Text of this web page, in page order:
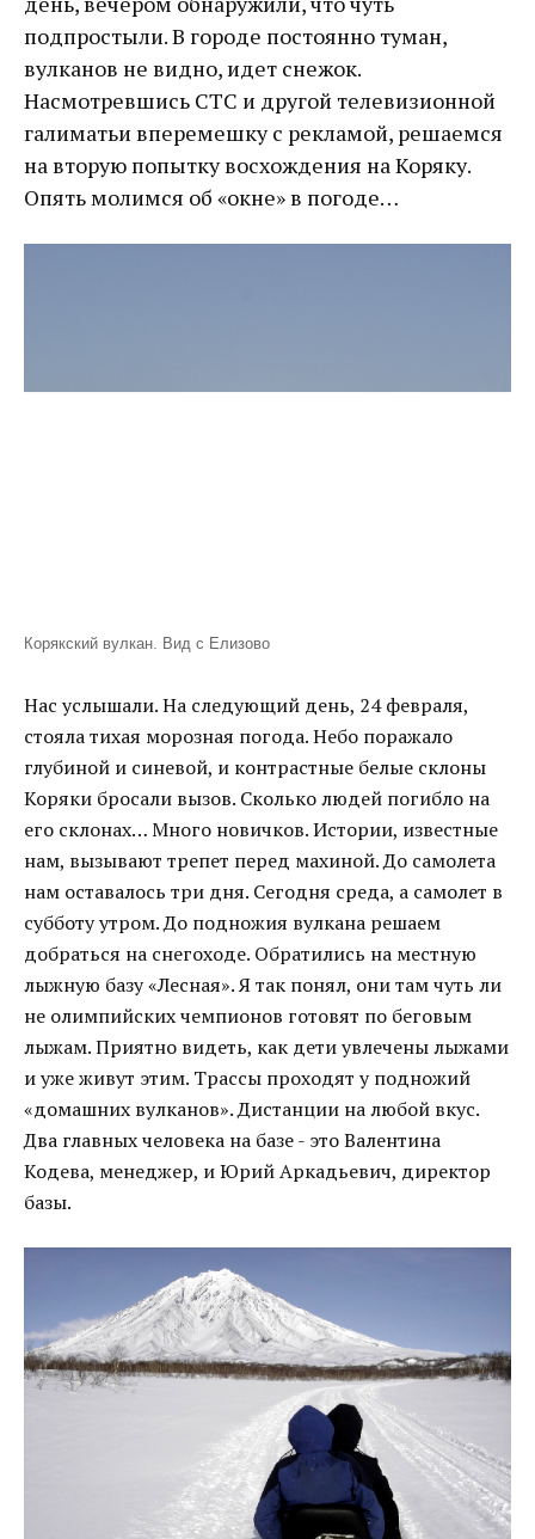
подпростыли. В городе постоянно туман,
вулканов не видно, идет снежок.
Насмотревшись СТС и другой телевизионной
галиматьи вперемешку с рекламой, решаемся
на вторую попытку восхождения на Коряку.
Опять молимся об «окне» в погоде…
Корякский вулкан. Вид с Елизово
Нас услышали. На следующий день, 24 февраля,
стояла тихая морозная погода. Небо поражало
глубиной и синевой, и контрастные белые склоны
Коряки бросали вызов. Сколько людей погибло на
его склонах… Много новичков. Истории, известные
нам, вызывают трепет перед махиной. До самолета
нам оставалось три дня. Сегодня среда, а самолет в
субботу утром. До подножия вулкана решаем
добраться на снегоходе. Обратились на местную
лыжную базу «Лесная». Я так понял, они там чуть ли
не олимпийских чемпионов готовят по беговым
лыжам. Приятно видеть, как дети увлечены лыжами
и уже живут этим. Трассы проходят у подножий
«домашних вулканов». Дистанции на любой вкус.
Два главных человека на базе - это Валентина
Кодева, менеджер, и Юрий Аркадьевич, директор
базы.